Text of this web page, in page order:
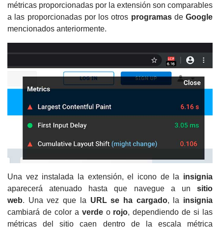
métricas proporcionadas por la extensión son comparables
a las proporcionadas por los otros programasde Google
mencionados anteriormente.
Una vez instalada la extensión, el icono de la insignia
aparecerá atenuado hasta que navegue a un sitio
web. Una vez que la URL se ha cargado, la insignia
cambiará de color a verdeo rojo, dependiendo de si las
métricas del sitio caen dentro de la escala métrica